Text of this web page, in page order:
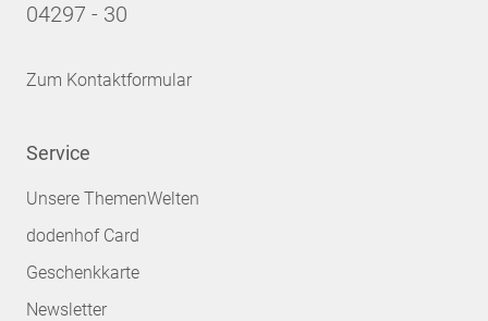
04297 - 30
Zum Kontaktformular
Service
Unsere ThemenWelten
dodenhof Card
Geschenkkarte
Newsletter